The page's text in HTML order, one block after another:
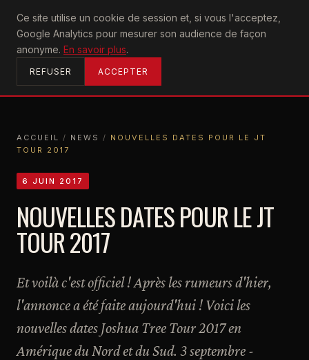
Ce site utilise un cookie de session et, si vous l'acceptez,
Google Analytics pour mesurer son audience de façon
anonyme. En savoir plus.
REFUSER ACCEPTER
U2achtung
ACCUEIL
ACCUEIL / NEWS / NOUVELLES DATES POUR LE JT
TOUR 2017
6 JUIN 2017
NOUVELLES DATES POUR LE JT
TOUR 2017
Et voilà c'est officiel ! Après les rumeurs d'hier,
l'annonce a été faite aujourd'hui ! Voici les
nouvelles dates Joshua Tree Tour 2017 en
Amérique du Nord et du Sud. 3 septembre -